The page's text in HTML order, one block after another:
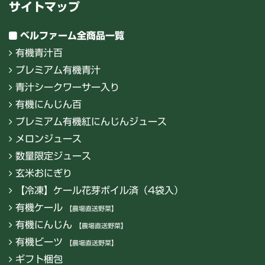
サイトマップ
ベルファーム全商品一覧
有機青汁百
プレミアム有機青汁
青汁シークワーサー入り
有機にんじん百
プレミアム有機紅にんじんジュース
メロンジュース
数量限定ジュース
玄米おにぎり
【冷凍】ケール花芽ボイル済（4袋入）
有機ケール
【農場直送野菜】
有機にんじん 【農場直送野菜】
有機ビーツ 【農場直送野菜】
ギフト梱包